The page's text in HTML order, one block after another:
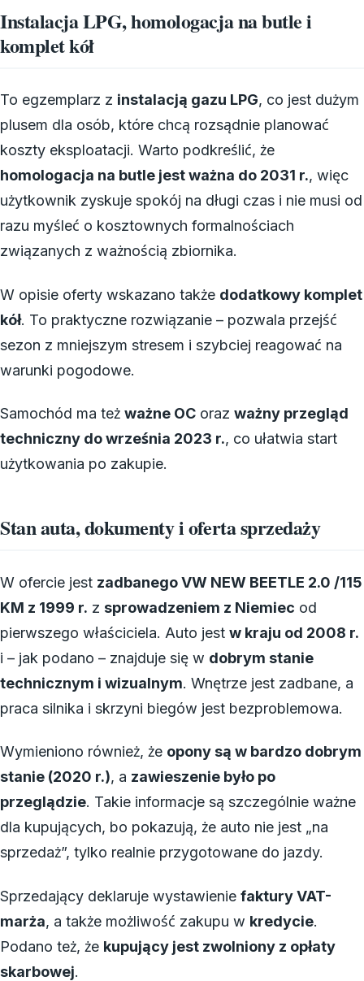
Instalacja LPG, homologacja na butle i
komplet kół
To egzemplarz z instalacją gazu LPG, co jest dużym
plusem dla osób, które chcą rozsądnie planować
koszty eksploatacji. Warto podkreślić, że
homologacja na butle jest ważna do 2031 r., więc
użytkownik zyskuje spokój na długi czas i nie musi od
razu myśleć o kosztownych formalnościach
związanych z ważnością zbiornika.
W opisie oferty wskazano także dodatkowy komplet
kół. To praktyczne rozwiązanie – pozwala przejść
sezon z mniejszym stresem i szybciej reagować na
warunki pogodowe.
Samochód ma też ważne OC oraz ważny przegląd
techniczny do września 2023 r., co ułatwia start
użytkowania po zakupie.
Stan auta, dokumenty i oferta sprzedaży
W ofercie jest zadbanego VW NEW BEETLE 2.0 /115
KM z 1999 r. z sprowadzeniem z Niemiec od
pierwszego właściciela. Auto jest w kraju od 2008 r.
i – jak podano – znajduje się w dobrym stanie
technicznym i wizualnym. Wnętrze jest zadbane, a
praca silnika i skrzyni biegów jest bezproblemowa.
Wymieniono również, że opony są w bardzo dobrym
stanie (2020 r.), a zawieszenie było po
przeglądzie. Takie informacje są szczególnie ważne
dla kupujących, bo pokazują, że auto nie jest „na
sprzedaż”, tylko realnie przygotowane do jazdy.
Sprzedający deklaruje wystawienie faktury VAT-
marża, a także możliwość zakupu w kredycie.
Podano też, że kupujący jest zwolniony z opłaty
skarbowej.